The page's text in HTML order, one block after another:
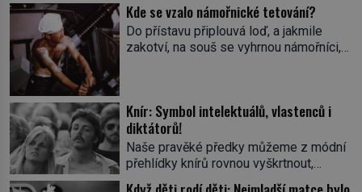
Kde se vzalo námořnické tetování?
Do přístavu připlouvá loď, a jakmile
zakotví, na souš se vyhrnou námořníci,
potetované paže. Námořnická kérka je
totiž něco jako uniforma. Tetování jako
takové má velmi hlubokou minulost.
Tetovaný je už pračlověk Ötzi, který
Knír: Symbol intelektuálů, vlastenců i
diktátorů!
Naše pravěké předky můžeme z módní
přehlídky knírů rovnou vyškrtnout,